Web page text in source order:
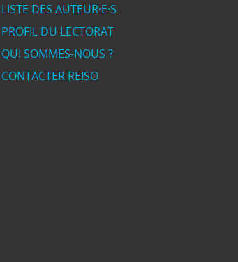
LISTE DES AUTEUR·E·S
PROFIL DU LECTORAT
QUI SOMMES-NOUS ?
CONTACTER REISO